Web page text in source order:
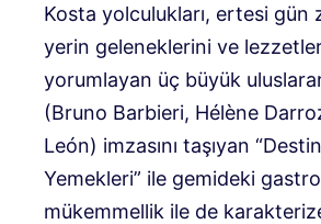
Kosta yolculukları, ertesi gün
yerin geleneklerini ve
yorumlayan üç büyük
(Bruno Barbieri, Hélène
León) imzasını taşıyan
Yemekleri” ile gemideki
mükemmellik ile de